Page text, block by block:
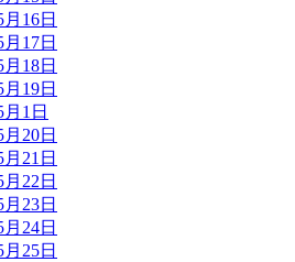
16日
17日
18日
19日
1日
20日
21日
22日
23日
24日
25日